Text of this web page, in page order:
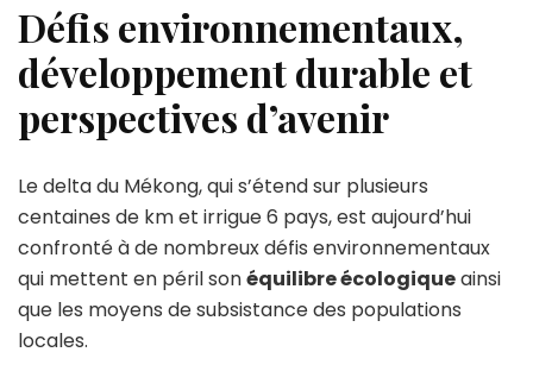
Défis environnementaux,
développement durable et
perspectives d’avenir
Le delta du Mékong, qui s’étend sur plusieurs
centaines de km et irrigue 6 pays, est aujourd’hui
confronté à de nombreux défis environnementaux
qui mettent en péril sonéquilibre écologiqueainsi
que les moyens de subsistance des populations
locales.